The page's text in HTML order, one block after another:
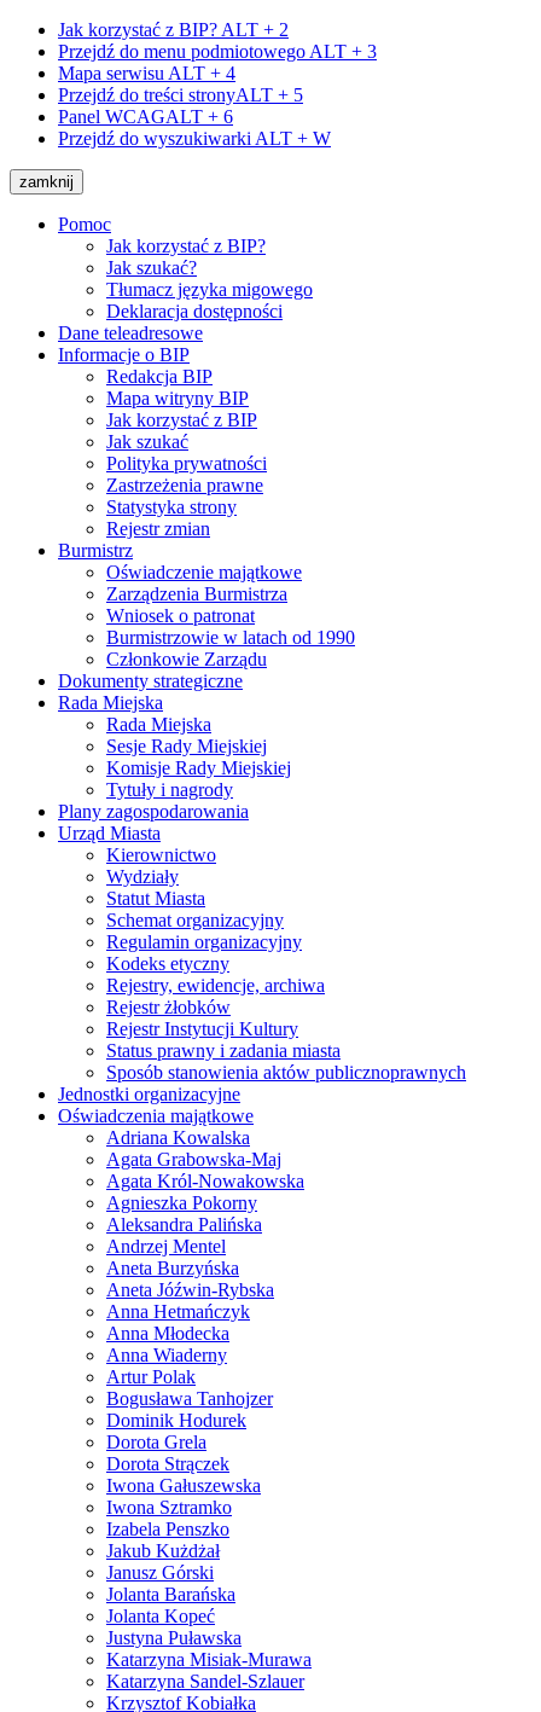
Jak korzystać z BIP? ALT + 2
Przejdź do menu podmiotowego ALT + 3
Mapa serwisu ALT + 4
Przejdź do treści stronyALT + 5
Panel WCAGALT + 6
Przejdź do wyszukiwarki ALT + W
zamknij
Pomoc
Jak korzystać z BIP?
Jak szukać?
Tłumacz języka migowego
Deklaracja dostępności
Dane teleadresowe
Informacje o BIP
Redakcja BIP
Mapa witryny BIP
Jak korzystać z BIP
Jak szukać
Polityka prywatności
Zastrzeżenia prawne
Statystyka strony
Rejestr zmian
Burmistrz
Oświadczenie majątkowe
Zarządzenia Burmistrza
Wniosek o patronat
Burmistrzowie w latach od 1990
Członkowie Zarządu
Dokumenty strategiczne
Rada Miejska
Rada Miejska
Sesje Rady Miejskiej
Komisje Rady Miejskiej
Tytuły i nagrody
Plany zagospodarowania
Urząd Miasta
Kierownictwo
Wydziały
Statut Miasta
Schemat organizacyjny
Regulamin organizacyjny
Kodeks etyczny
Rejestry, ewidencje, archiwa
Rejestr żłobków
Rejestr Instytucji Kultury
Status prawny i zadania miasta
Sposób stanowienia aktów publicznoprawnych
Jednostki organizacyjne
Oświadczenia majątkowe
Adriana Kowalska
Agata Grabowska-Maj
Agata Król-Nowakowska
Agnieszka Pokorny
Aleksandra Palińska
Andrzej Mentel
Aneta Burzyńska
Aneta Jóźwin-Rybska
Anna Hetmańczyk
Anna Młodecka
Anna Wiaderny
Artur Polak
Bogusława Tanhojzer
Dominik Hodurek
Dorota Grela
Dorota Strączek
Iwona Gałuszewska
Iwona Sztramko
Izabela Penszko
Jakub Kużdżał
Janusz Górski
Jolanta Barańska
Jolanta Kopeć
Justyna Puławska
Katarzyna Misiak-Murawa
Katarzyna Sandel-Szlauer
Krzysztof Kobiałka